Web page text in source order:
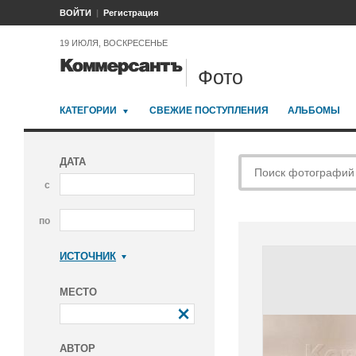
ВОЙТИ Регистрация
19 ИЮЛЯ, ВОСКРЕСЕНЬЕ
Фото
КАТЕГОРИИ СВЕЖИЕ ПОСТУПЛЕНИЯ АЛЬБОМЫ
ДАТА
с
по
ИСТОЧНИК
МЕСТО
АВТОР